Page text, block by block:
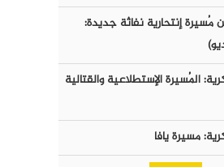
مُسيرة إنتحارية نفاثة جديدة:
المُسيرة الإستطلاعية والقتالية
مسيرة يافا